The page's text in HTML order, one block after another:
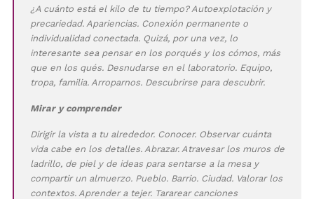
¿A cuánto está el kilo de tu tiempo? Autoexplotación y
precariedad. Apariencias. Conexión permanente o
individualidad conectada. Quizá, por una vez, lo
interesante sea pensar en los porqués y los cómos, más
que en los qués. Desnudarse en el laboratorio. Equipo,
tropa, familia. Arroparnos. Descubrirse para descubrir.
Mirar y comprender
Dirigir la vista a tu alrededor. Conocer. Observar cuánta
vida cabe en los detalles. Abrazar. Atravesar los muros de
ladrillo, de piel y de ideas para sentarse a la mesa y
compartir un almuerzo. Pueblo. Barrio. Ciudad. Valorar los
contextos. Aprender a tejer. Tararear canciones